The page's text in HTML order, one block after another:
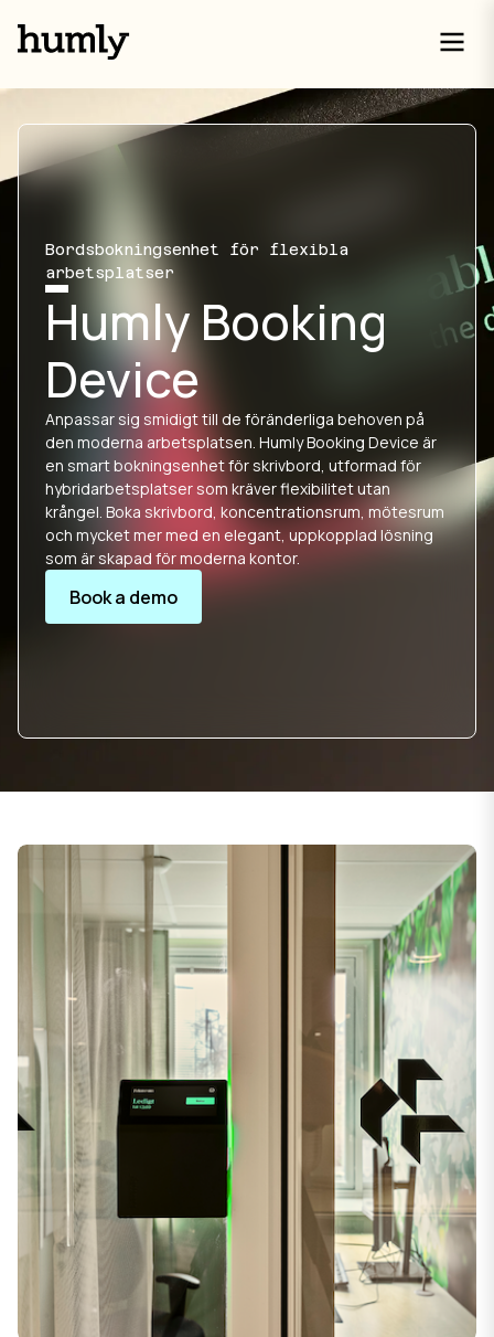
Bordsbokningsenhet för flexibla
arbetsplatser
Humly Booking
Device
Anpassar sig smidigt till de föränderliga behoven på
den moderna arbetsplatsen. Humly Booking Device är
en smart bokningsenhet för skrivbord, utformad för
hybridarbetsplatser som kräver flexibilitet utan
krångel. Boka skrivbord, koncentrationsrum, mötesrum
och mycket mer med en elegant, uppkopplad lösning
som är skapad för moderna kontor.
Book a demo